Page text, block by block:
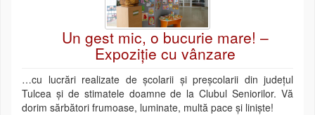
Un gest mic, o bucurie mare! –
Expoziție cu vânzare
…cu lucrări realizate de școlarii și preșcolarii din județul
Tulcea și de stimatele doamne de la Clubul Seniorilor. Vă
dorim sărbători frumoase, luminate, multă pace și liniște!